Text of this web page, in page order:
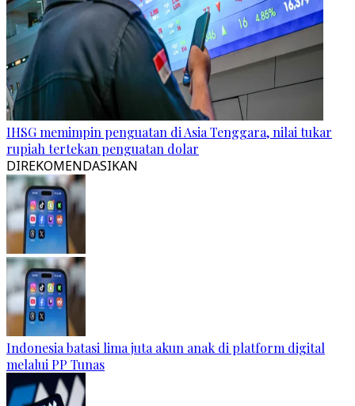
IHSG memimpin penguatan di Asia Tenggara, nilai tukar
rupiah tertekan penguatan dolar
DIREKOMENDASIKAN
Indonesia batasi lima juta akun anak di platform digital
melalui PP Tunas